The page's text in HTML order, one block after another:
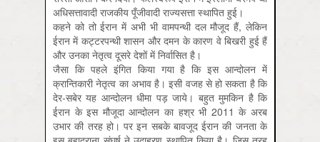
अधिसत्तावादी राजकीय पूँजीवादी राज्यसत्ता स्थापित हुई।
कहने को तो ईरान में अभी भी वामपन्थी दल मौजूद हैं, लेकिन
ईरान में कट्टरपन्थी शासन और दमन के कारण वे बिखरी हुई हैं
और उनका नेतृत्व दूसरे देशों में निर्वासित है।
जैसा कि पहले इंगित किया गया है कि इस आन्दोलन में
क्रान्तिकारी नेतृत्व का अभाव है। इसी वजह से हो सकता है कि
देर-सबेर यह आन्दोलन धीमा पड़ जाये। बहुत मुमकिन है कि
ईरान के इस मौजूदा आन्दोलन का हश्र भी 2011 के अरब
उभार की तरह हो। पर इन सबके बावजूद ईरान की जनता के